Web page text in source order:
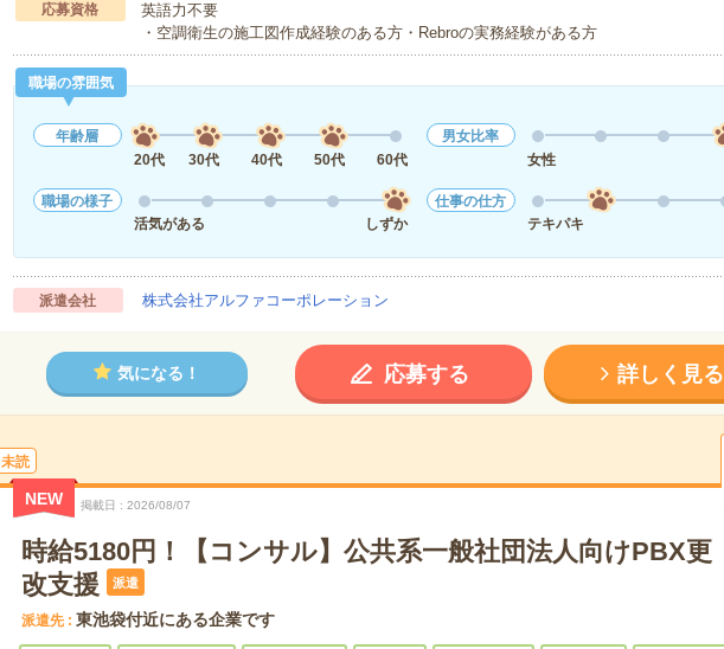
応募資格
英語力不要
・空調衛生の施工図作成経験のある方・Rebroの実務経験がある方
職場の雰囲気
年齢層
20代
30代 40代 50代 60代
男女比率
女性
職場の様子
活気がある
しずか
仕事の仕方
テキパキ
派遣会社 株式会社アルファコーポレーション
気になる！ 応募する 詳しく見る
未読
NEW 掲載日 2026/08/07
時給5180円！【コンサル】公共系一般社団法人向けPBX更
改支援
派遣
派遣先 東池袋付近にある企業です